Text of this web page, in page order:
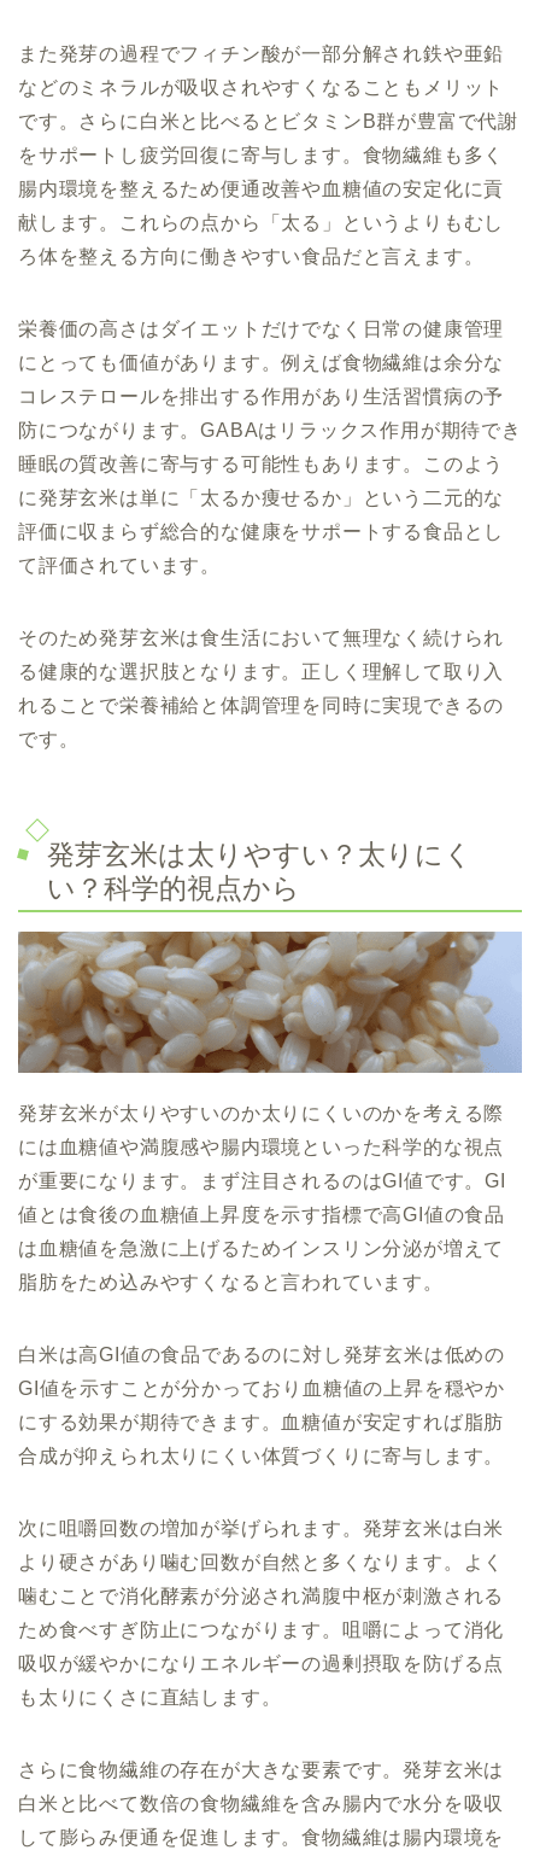
また発芽の過程でフィチン酸が一部分解され鉄や亜鉛
などのミネラルが吸収されやすくなることもメリット
です。さらに白米と比べるとビタミンB群が豊富で代謝
をサポートし疲労回復に寄与します。食物繊維も多く
腸内環境を整えるため便通改善や血糖値の安定化に貢
献します。これらの点から「太る」というよりもむし
ろ体を整える方向に働きやすい食品だと言えます。
栄養価の高さはダイエットだけでなく日常の健康管理
にとっても価値があります。例えば食物繊維は余分な
コレステロールを排出する作用があり生活習慣病の予
防につながります。GABAはリラックス作用が期待でき
睡眠の質改善に寄与する可能性もあります。このよう
に発芽玄米は単に「太るか痩せるか」という二元的な
評価に収まらず総合的な健康をサポートする食品とし
て評価されています。
そのため発芽玄米は食生活において無理なく続けられ
る健康的な選択肢となります。正しく理解して取り入
れることで栄養補給と体調管理を同時に実現できるの
です。
発芽玄米は太りやすい？太りにく
い？科学的視点から
発芽玄米が太りやすいのか太りにくいのかを考える際
には血糖値や満腹感や腸内環境といった科学的な視点
が重要になります。まず注目されるのはGI値です。GI
値とは食後の血糖値上昇度を示す指標で高GI値の食品
は血糖値を急激に上げるためインスリン分泌が増えて
脂肪をため込みやすくなると言われています。
白米は高GI値の食品であるのに対し発芽玄米は低めの
GI値を示すことが分かっており血糖値の上昇を穏やか
にする効果が期待できます。血糖値が安定すれば脂肪
合成が抑えられ太りにくい体質づくりに寄与します。
次に咀嚼回数の増加が挙げられます。発芽玄米は白米
より硬さがあり噛む回数が自然と多くなります。よく
噛むことで消化酵素が分泌され満腹中枢が刺激される
ため食べすぎ防止につながります。咀嚼によって消化
吸収が緩やかになりエネルギーの過剰摂取を防げる点
も太りにくさに直結します。
さらに食物繊維の存在が大きな要素です。発芽玄米は
白米と比べて数倍の食物繊維を含み腸内で水分を吸収
して膨らみ便通を促進します。食物繊維は腸内環境を